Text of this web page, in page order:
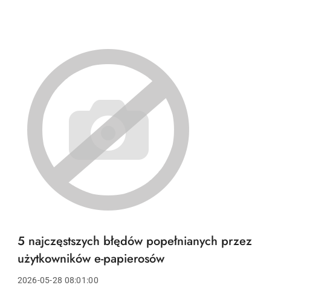
Tytuł
artykułu:
5 najczęstszych błędów popełnianych przez
użytkowników e-papierosów
Data
2026-05-28 08:01:00